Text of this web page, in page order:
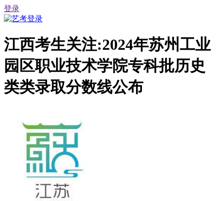
登录
江西考生关注:2024年苏州工业
园区职业技术学院专科批历史
类类录取分数线公布